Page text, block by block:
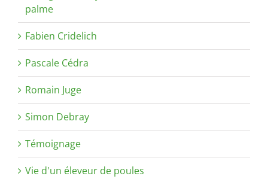
palme
Fabien Cridelich
Pascale Cédra
Romain Juge
Simon Debray
Témoignage
Vie d'un éleveur de poules